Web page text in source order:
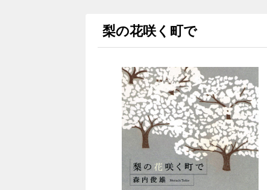
梨の花咲く町で